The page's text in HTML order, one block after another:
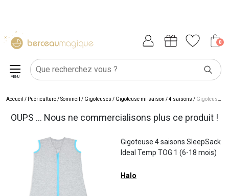
0
MENU
Accueil / Puériculture/Sommeil / Gigoteuses / Gigoteuse mi-saison / 4 saisons / Gigoteuse 4 saisons SleepSack Ideal Temp TOG 1 (6-18 mois)
OUPS ... Nous ne commercialisons plus ce produit !
Gigoteuse 4 saisons SleepSack
Ideal Temp TOG 1 (6-18 mois)
Halo